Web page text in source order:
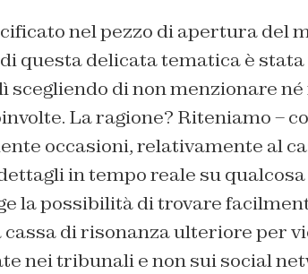
nel pezzo di apertura del
questa delicata tematica è
scegliendo di non menzionare
La ragione? Riteniamo –
occasioni, relativamente al
in tempo reale su
la possibilità di trovare
cassa di risonanza ulteriore per
nei tribunali e non sui social